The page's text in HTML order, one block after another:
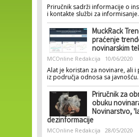
Priručnik sadrži informacije o
i kontakte službi za informisanje.
MuckRack
praćenje
novinarskim
MCOnline Redakcija 10/06/2020
Alat je koristan za novinare, ali i
iz područja odnosa sa javnošću.
Priručnik za
obuku
Novinarstvo,
dezinformacije
MCOnline Redakcija 28/05/2020